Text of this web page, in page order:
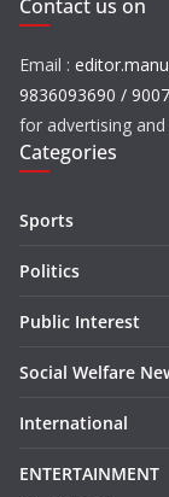
Contact us on
Email :
9836093690 /
for advertising
Categories
Sports
Politics
Public Interest
Social Welfare
International
ENTERTAINMENT